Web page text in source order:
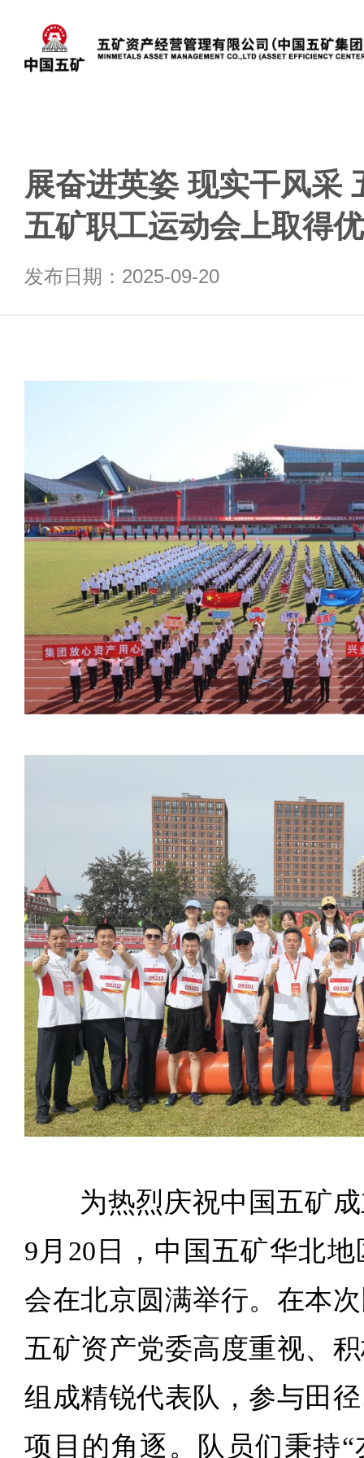
展奋进英姿 现实干风采
五矿职工运动会上取得
发布日期：2025-09-20
为热烈庆祝中国五矿
9月20日，中国五矿华北
会在北京圆满举行。在本
五矿资产党委高度重视、
组成精锐代表队，参与田
项目的角逐。队员们秉持